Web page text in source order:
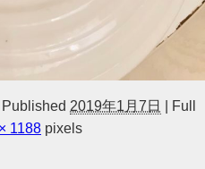
Published 2019年1月7日
Full
1188 pixels